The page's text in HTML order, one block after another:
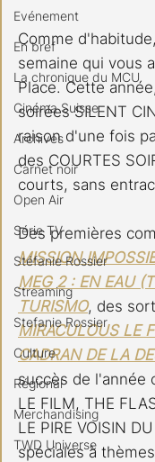
Evénement
En bref
La chronique du MCU
Cinéma Suisse
Archives
Carnet noir
Open Air
Série TV
Stéfanie Rossier
Streaming
Stefanie Rossier
Culture
Régional
Merchandising
TWD Universe
Comme
semaine qui vous
Place. Cette
soirées SILENT
raison d'une fois
des COURTES
courts, sans
Des premières
MISSION
MEG 2 : EN EAU
TURISMO, des
MIRACULOUS LE
CADRAN DE LA
succès de l'année
LE FILM, THE
LE PIRE VOISIN
spéciales à